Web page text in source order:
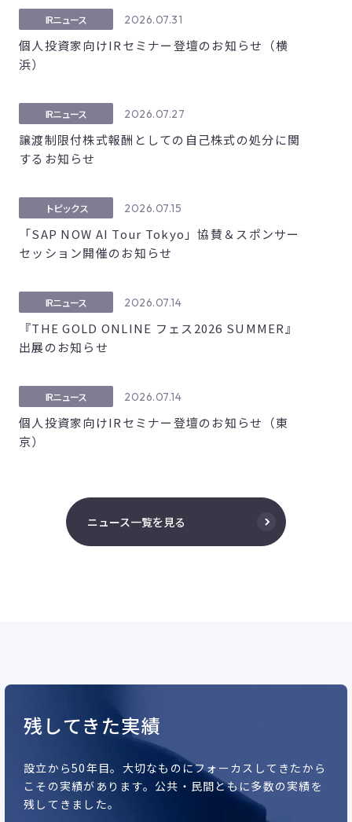
2026.07.31
IRニュース
個人投資家向けIRセミナー登壇のお知らせ（横
浜）
2026.07.27
IRニュース
譲渡制限付株式報酬としての自己株式の処分に関
するお知らせ
2026.07.15
トピックス
「SAP NOW AI Tour Tokyo」協賛＆スポンサー
セッション開催のお知らせ
2026.07.14
IRニュース
『THE GOLD ONLINE フェス2026 SUMMER』
出展のお知らせ
2026.07.14
IRニュース
個人投資家向けIRセミナー登壇のお知らせ（東
京）
ニュース一覧を見る
残してきた実績
設立から50年目。 大切なものにフォーカスしてきたから
こその実績があります。 公共・民間ともに多数の実績を
残してきました。